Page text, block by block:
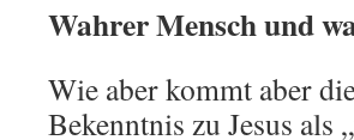
Wahrer Mensch und
Wie aber kommt aber
Bekenntnis zu Jesus als